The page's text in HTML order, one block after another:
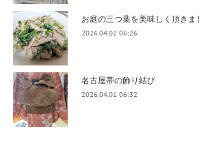
お庭の三つ葉を美味しく頂きま
2026.04.02 06:26
名古屋帯の飾り結び
2026.04.01 06:32